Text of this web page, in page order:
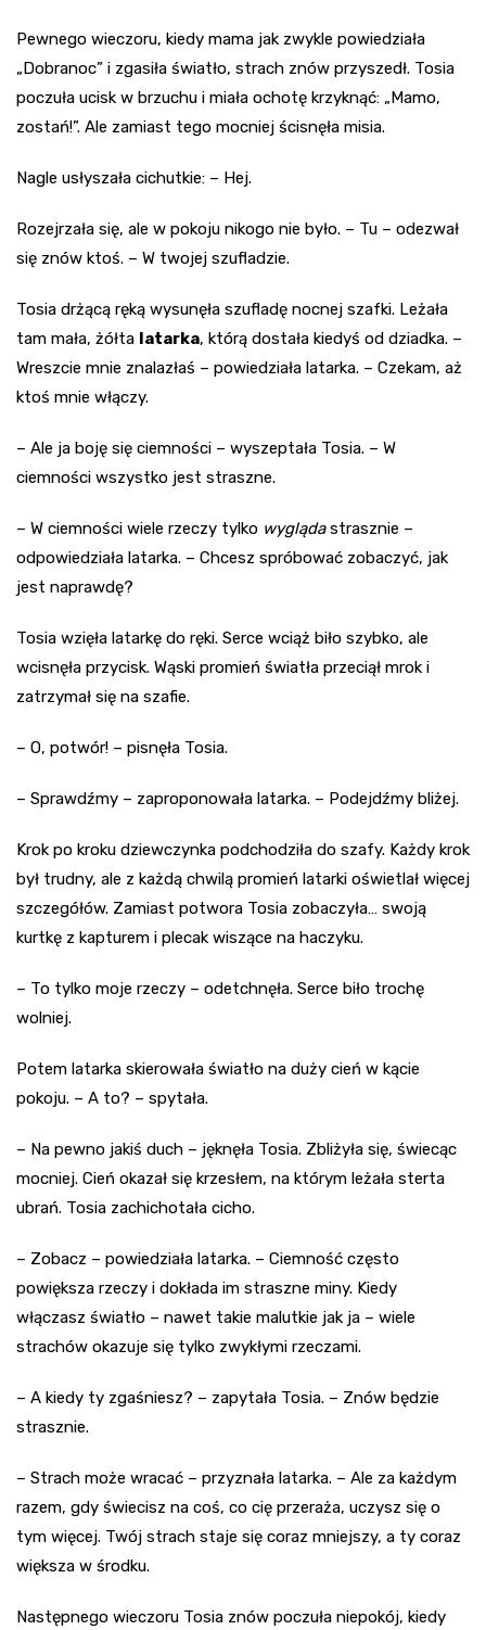
Pewnego wieczoru, kiedy mama jak zwykle powiedziała
„Dobranoc” i zgasiła światło, strach znów przyszedł. Tosia
poczuła ucisk w brzuchu i miała ochotę krzyknąć: „Mamo,
zostań!”. Ale zamiast tego mocniej ścisnęła misia.
Nagle usłyszała cichutkie: – Hej.
Rozejrzała się, ale w pokoju nikogo nie było. – Tu – odezwał
się znów ktoś. – W twojej szufladzie.
Tosia drżącą ręką wysunęła szufladę nocnej szafki. Leżała
tam mała, żółta latarka, którą dostała kiedyś od dziadka. –
Wreszcie mnie znalazłaś – powiedziała latarka. – Czekam, aż
ktoś mnie włączy.
– Ale ja boję się ciemności – wyszeptała Tosia. – W
ciemności wszystko jest straszne.
– W ciemności wiele rzeczy tylko wyglądastrasznie –
odpowiedziała latarka. – Chcesz spróbować zobaczyć, jak
jest naprawdę?
Tosia wzięła latarkę do ręki. Serce wciąż biło szybko, ale
wcisnęła przycisk. Wąski promień światła przeciął mrok i
zatrzymał się na szafie.
– O, potwór! – pisnęła Tosia.
– Sprawdźmy – zaproponowała latarka. – Podejdźmy bliżej.
Krok po kroku dziewczynka podchodziła do szafy. Każdy krok
był trudny, ale z każdą chwilą promień latarki oświetlał więcej
szczegółów. Zamiast potwora Tosia zobaczyła… swoją
kurtkę z kapturem i plecak wiszące na haczyku.
– To tylko moje rzeczy – odetchnęła. Serce biło trochę
wolniej.
Potem latarka skierowała światło na duży cień w kącie
pokoju. – A to? – spytała.
– Na pewno jakiś duch – jęknęła Tosia. Zbliżyła się, świecąc
mocniej. Cień okazał się krzesłem, na którym leżała sterta
ubrań. Tosia zachichotała cicho.
– Zobacz – powiedziała latarka. – Ciemność często
powiększa rzeczy i dokłada im straszne miny. Kiedy
włączasz światło – nawet takie malutkie jak ja – wiele
strachów okazuje się tylko zwykłymi rzeczami.
– A kiedy ty zgaśniesz? – zapytała Tosia. – Znów będzie
strasznie.
– Strach może wracać – przyznała latarka. – Ale za każdym
razem, gdy świecisz na coś, co cię przeraża, uczysz się o
tym więcej. Twój strach staje się coraz mniejszy, a ty coraz
większa w środku.
Następnego wieczoru Tosia znów poczuła niepokój, kiedy